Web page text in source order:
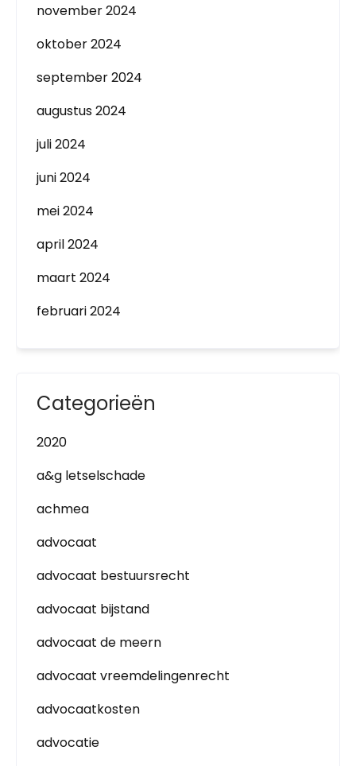
november 2024
oktober 2024
september 2024
augustus 2024
juli 2024
juni 2024
mei 2024
april 2024
maart 2024
februari 2024
Categorieën
2020
a&g letselschade
achmea
advocaat
advocaat bestuursrecht
advocaat bijstand
advocaat de meern
advocaat vreemdelingenrecht
advocaatkosten
advocatie